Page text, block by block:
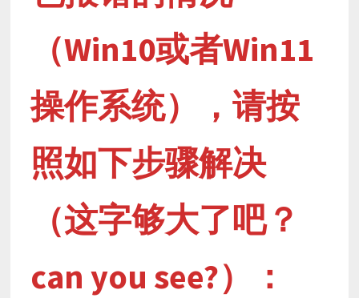
（Win10或者Win11
操作系统），请按
照如下步骤解决
（这字够大了吧？
can you see?）：